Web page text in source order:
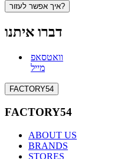
איך אפשר לעזור?
דברו איתנו
וואטסאפ
מייל
FACTORY54
FACTORY54
ABOUT US
BRANDS
STORES